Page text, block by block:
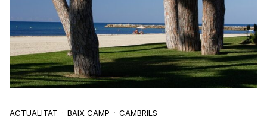
ACTUALITAT BAIX CAMP CAMBRILS